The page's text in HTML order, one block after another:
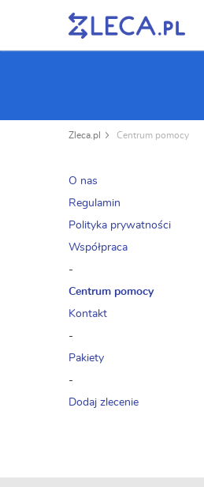
Zleca.pl Centrum pomocy
O nas
Regulamin
Polityka prywatności
Współpraca
-
Centrum pomocy
Kontakt
-
Pakiety
-
Dodaj zlecenie